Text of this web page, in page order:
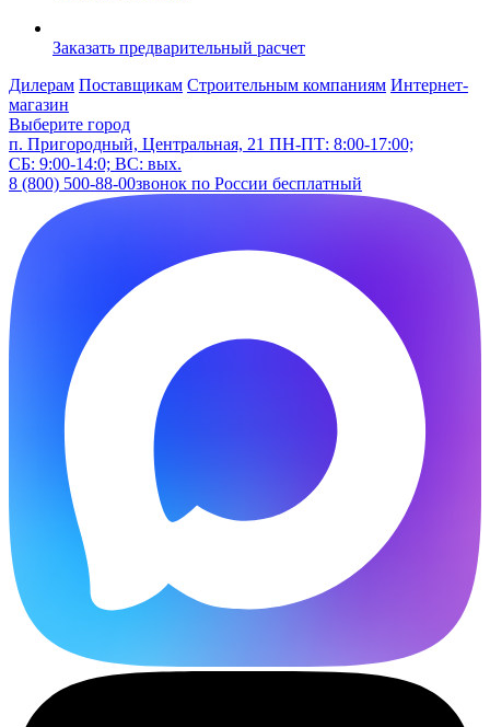
Заказать предварительный расчет
Дилерам Поставщикам Строительным компаниям Интернет-
магазин
Выберите город
п. Пригородный, Центральная, 21 ПН-ПТ: 8:00-17:00;
СБ: 9:00-14:0; ВС: вых.
8 (800) 500-88-00звонок по России бесплатный